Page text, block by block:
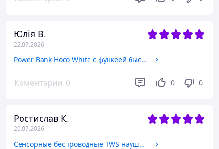
Юлія В.
22.07.2026
Power Bank Hoco White с функеей быстрой зарядки для смартфонов, Портативная батарея для поездок и работы
Коментарии 0 0 0
Ростислав К.
20.07.2026
Сенсорные беспроводные TWS наушники AirPods Bluetooth с микрофоном, гарнитура для смартфона с зарядным кейсом